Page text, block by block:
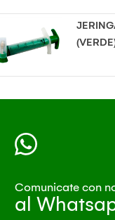
Comunicate con
al